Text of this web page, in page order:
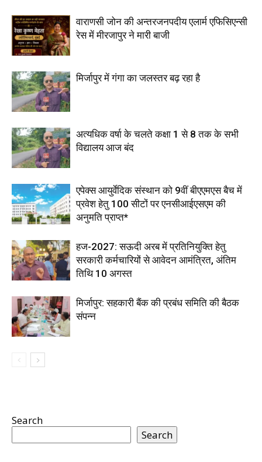
वाराणसी जोन की अन्तरजनपदीय एलार्म एफिसिएन्सी
रेस में मीरजापुर ने मारी बाजी
मिर्जापुर में गंगा का जलस्तर बढ़ रहा है
अत्यधिक वर्षा के चलते कक्षा 1 से 8 तक के सभी
विद्यालय आज बंद
एपेक्स आयुर्वेदिक संस्थान को 9वीं बीएएमएस बैच में
प्रवेश हेतु 100 सीटों पर एनसीआईएसएम की
अनुमति प्राप्त*
हज-2027: सऊदी अरब में प्रतिनियुक्ति हेतु
सरकारी कर्मचारियों से आवेदन आमंत्रित, अंतिम
तिथि 10 अगस्त
मिर्जापुर: सहकारी बैंक की प्रबंध समिति की बैठक
संपन्न
Search
Search